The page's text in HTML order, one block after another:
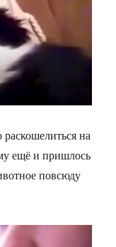
на
ещё и пришлось
повсюду